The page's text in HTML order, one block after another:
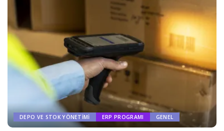
DEPO VE STOK YÖNETIMI ERP PROGRAMI GENEL